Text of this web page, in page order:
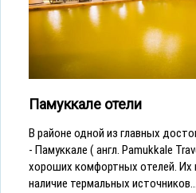
Памуккале отели
В районе одной из главных
- Памуккале ( англ. Pamukkale
хороших комфортных отелей. Их
наличие термальных источников...